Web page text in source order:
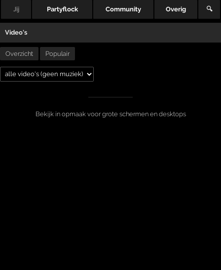
Jij Partyflock Community Overig 🔍
Video's
Overzicht Populair
Bekijk in opmaak voor grote schermen en desktops